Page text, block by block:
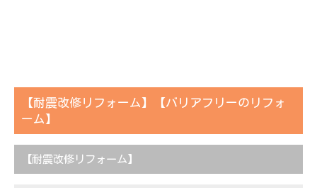
【耐震改修リフォーム】【バリアフリーのリフォ
ーム】
【耐震改修リフォーム】